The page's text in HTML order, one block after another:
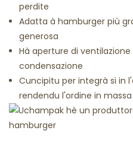
perdite
Adatta à hamburger più
generosa
Hà aperture di
condensazione
Cuncipitu per integrà si in
rendendu l'ordine in